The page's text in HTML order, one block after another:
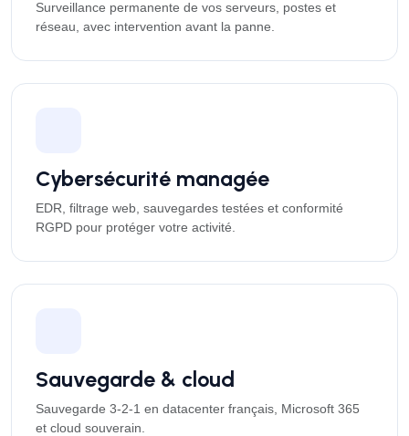
Surveillance permanente de vos serveurs, postes et
réseau, avec intervention avant la panne.
Cybersécurité managée
EDR, filtrage web, sauvegardes testées et conformité
RGPD pour protéger votre activité.
Sauvegarde & cloud
Sauvegarde 3-2-1 en datacenter français, Microsoft 365
et cloud souverain.